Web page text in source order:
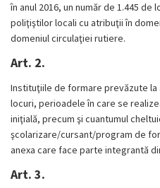
în anul 2016, un număr de 1.445
poliţiştilor locali cu atribuţii în
domeniul circulaţiei rutiere.
Art. 2.
Instituţiile de formare prevăzute la
locuri, perioadele în care se
iniţială, precum şi cuantumul
şcolarizare/cursant/program de
anexa care face parte integrantă
Art. 3.